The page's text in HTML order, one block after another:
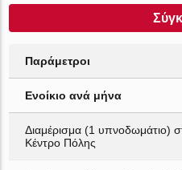
Παράμετροι
Ενοίκιο ανά μήνα
Διαμέρισμα (1 υπνοδωμάτιο)
Κέντρο Πόλης